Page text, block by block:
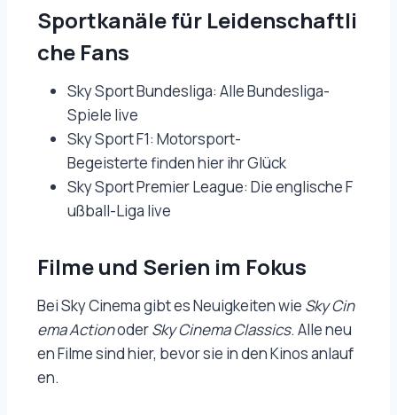
Sportkanäle für Leidenschaftli
che Fans
Sky Sport Bundesliga: Alle Bundesliga-
Spiele live
Sky Sport F1: Motorsport-
Begeisterte finden hier ihr Glück
Sky Sport Premier League: Die englische F
ußball-Liga live
Filme und Serien im Fokus
Bei Sky Cinema gibt es Neuigkeiten wie Sky Cin
ema ActionoderSky Cinema Classics. Alle neu
en Filme sind hier, bevor sie in den Kinos anlauf
en.